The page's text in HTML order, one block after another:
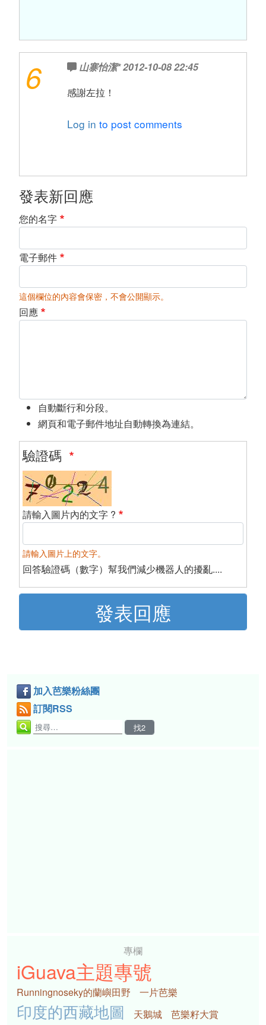
6 山寨怡潔*2012-10-08 22:45
感謝左拉！
Log in to post comments
發表新回應
您的名字
電子郵件
這個欄位的內容會保密，不會公開顯示。
回應
自動斷行和分段。
網頁和電子郵件地址自動轉換為連結。
驗證碼
請輸入圖片內的文字 ?
請輸入圖片上的文字。
回答驗證碼（數字）幫我們減少機器人的擾亂....
加入芭樂粉絲團
訂閱RSS
專欄
iGuava主題專號
Runningnoseky的蘭嶼田野 一片芭樂
印度的西藏地圖 天鵝城
芭樂籽大賞